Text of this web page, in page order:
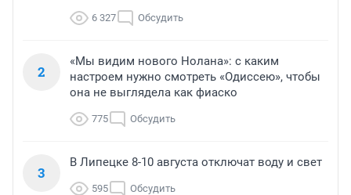
6 327 Обсудить
2
«Мы видим нового Нолана»: с каким
настроем нужно смотреть «Одиссею», чтобы
она не выглядела как фиаско
775 Обсудить
3
В Липецке 8-10 августа отключат воду и свет
595 Обсудить